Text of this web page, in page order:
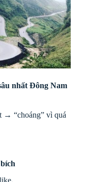
nhất Đông Nam
→ “choáng” vì quá